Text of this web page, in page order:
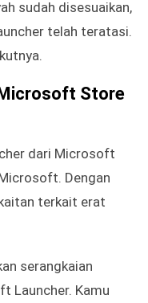
sudah disesuaikan,
telah teratasi.
Store
dari Microsoft
Dengan
terkait erat
serangkaian
Launcher. Kamu